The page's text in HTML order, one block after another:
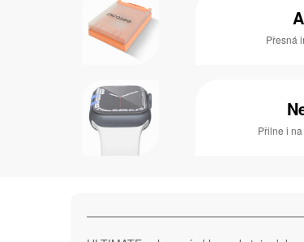
Přesná
Přilne i